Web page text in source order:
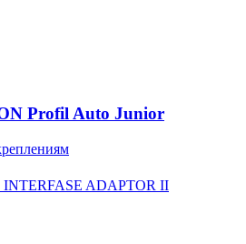
Profil Auto Junior